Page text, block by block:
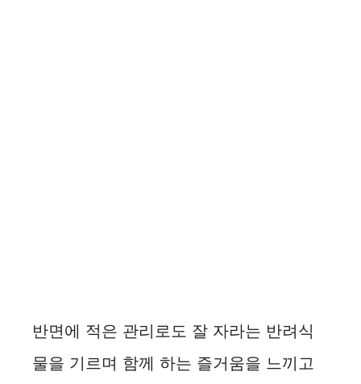
반면에 적은 관리로도 잘 자라는 반려식
물을 기르며 함께 하는 즐거움을 느끼고